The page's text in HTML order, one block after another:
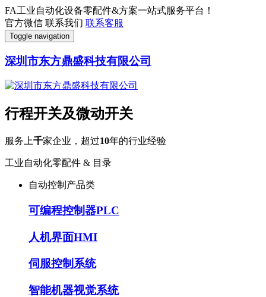
FA工业自动化设备零配件&方案一站式服务平台！
官方微信 联系我们 联系客服
Toggle navigation
深圳市东方鼎盛科技有限公司
行程开关及微动开关
服务上千家企业，超过10年的行业经验
工业自动化零配件 & 目录
自动控制产品类
可编程控制器PLC
人机界面HMI
伺服控制系统
智能机器视觉系统